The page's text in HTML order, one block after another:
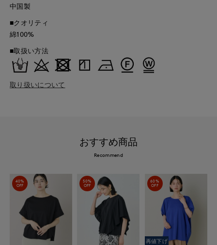
中国製
■クオリティ
綿100%
■取扱い方法
取り扱いについて
おすすめ商品
Recommend
40%
OFF
50%
OFF
60%
OFF
再値下げ